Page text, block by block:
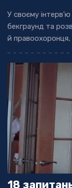
У своєму
бекграунд та
й правоохоронця,
18